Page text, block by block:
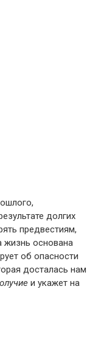
долгих
предвестиям,
жизнь основана
об опасности
досталась нам
и укажет на